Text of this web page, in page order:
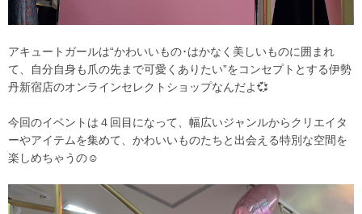
アキュートガールは“かわいいもの･はかなく美しいものに囲まれ
て、自分自身も爪の先まで可愛くありたい”をコンセプトとする伊勢
丹新宿店のオンラインセレクトショップなんだよ💞
今回のイベントは４回目になって、幅広いジャンルからクリエイタ
ーやアイテムを集めて、かわいいものたちと出会える特別な空間を
楽しめちゃうの☺️